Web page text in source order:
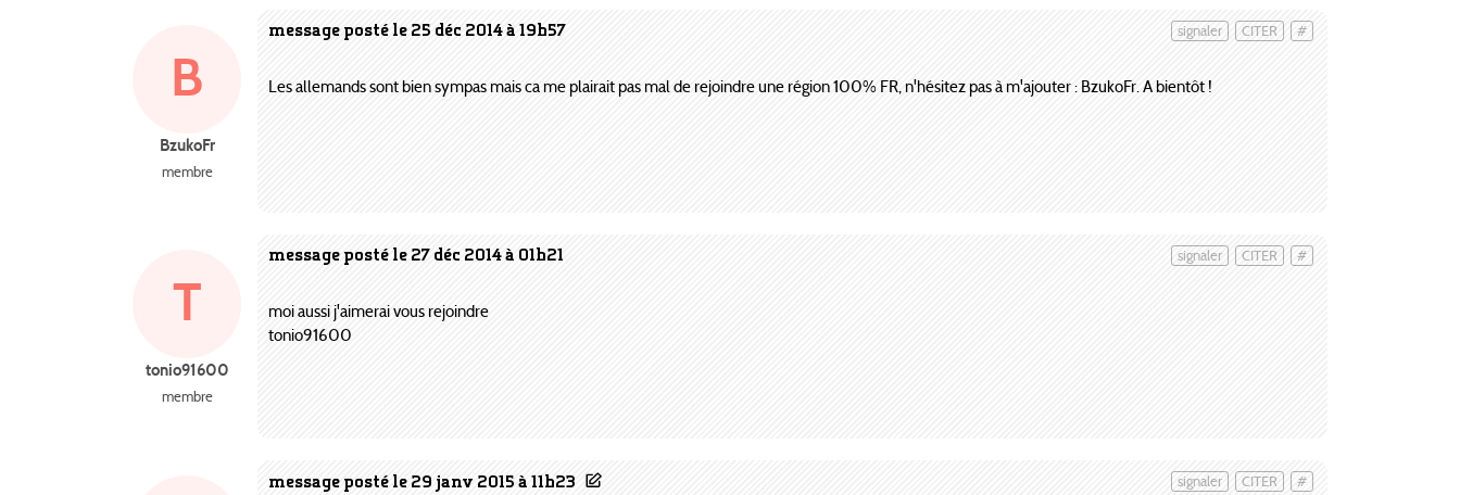
message posté le 25 déc 2014 à 19h57 #
CITER
signaler
B
BzukoFr
membre
Les allemands sont bien sympas mais ca me plairait pas mal de rejoindre une région 100% FR, n'hésitez pas à m'ajouter : BzukoFr. A bientôt !
message posté le 27 déc 2014 à 01h21 #
CITER
signaler
T
tonio91600
membre
moi aussi j'aimerai vous rejoindre
tonio91600
message posté le 29 janv 2015 à 11h23 #
CITER
signaler